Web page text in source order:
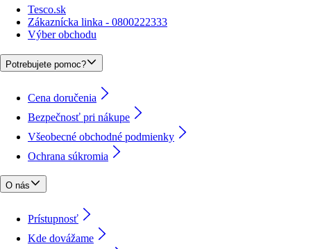
Tesco.sk
Zákaznícka linka - 0800222333
Výber obchodu
Potrebujete pomoc?
Cena doručenia
Bezpečnosť pri nákupe
Všeobecné obchodné podmienky
Ochrana súkromia
O nás
Prístupnosť
Kde dovážame